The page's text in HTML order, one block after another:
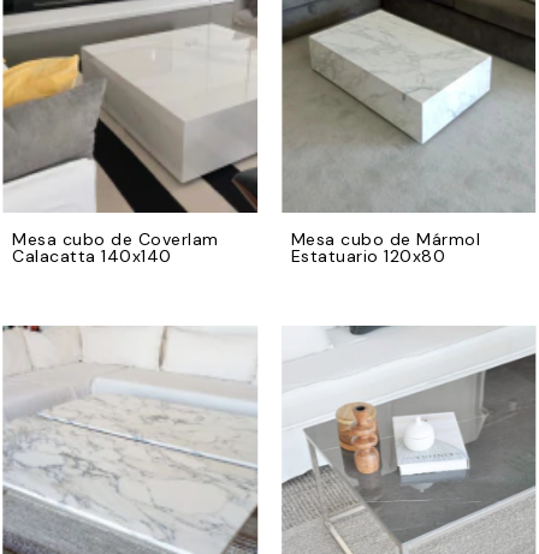
Mesa cubo de Coverlam
Calacatta 140x140
Mesa cubo de Mármol
Estatuario 120x80